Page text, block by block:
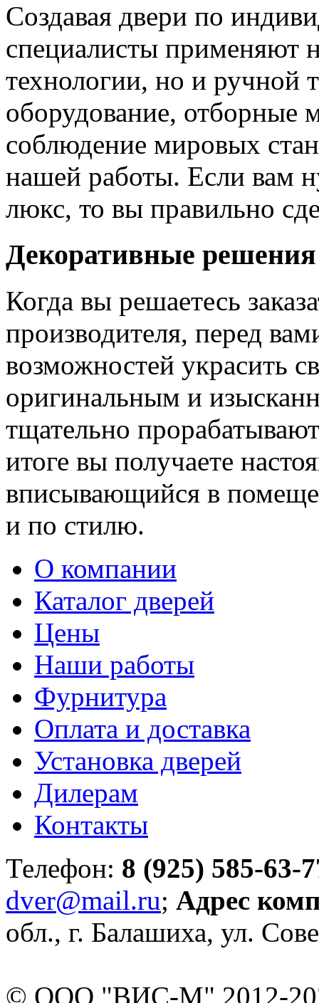
Создавая двери по
специалисты применяют
технологии, но и ручной
оборудование, отборные
соблюдение мировых
нашей работы. Если вам
люкс, то вы правильно
Декоративные решения
Когда вы решаетесь
производителя, перед
возможностей украсить
оригинальным и
тщательно
итоге вы получаете
вписывающийся в
и по стилю.
О компании
Каталог дверей
Цены
Наши работы
Фурнитура
Оплата и доставка
Установка дверей
Дилерам
Контакты
Телефон: 8 (925) 585-63-
dver@mail.ru; Адрес
обл., г. Балашиха, ул.
© ООО "ВИС-М" 2012-